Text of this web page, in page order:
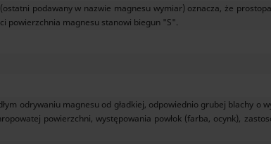
podawany w nazwie magnesu wymiar) oznacza, że
powierzchnia magnesu stanowi biegun "S".
odrywaniu magnesu od gładkiej, odpowiednio grubej blachy o
powierzchni, występowania powłok (farba, ocynk),